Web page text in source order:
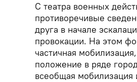
С театра военных
противоречивые
друга в начале
провокации. На этом
частичная
положение в ряде
всеобщая